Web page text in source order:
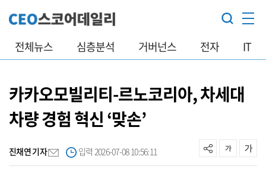
전체뉴스 심층분석 거버넌스 전자 IT
카카오모빌리티-르노코리아, 차세대
차량 경험 혁신 ‘맞손’
진채연 기자 입력 2026-07-08 10:56:11